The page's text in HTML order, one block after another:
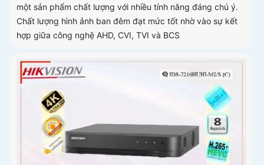
một sản phẩm chất lượng với nhiều tính năng đáng chú ý.
Chất lượng hình ảnh ban đêm đạt mức tốt nhờ vào sự kết
hợp giữa công nghệ AHD, CVI, TVI và BCS